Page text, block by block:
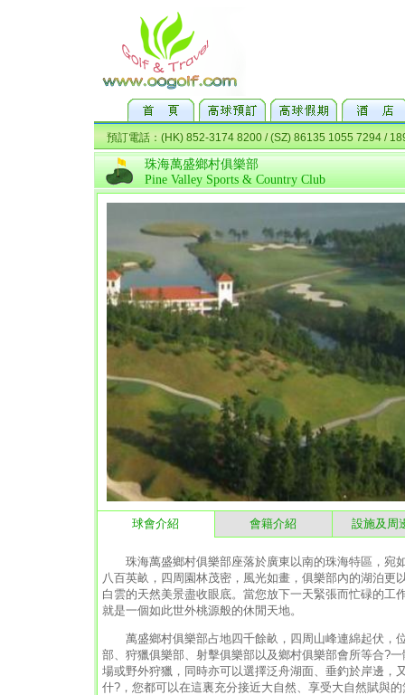
珠海萬盛鄉村俱樂部
Pine Valley Sports & Country Club
球會介紹 會籍介紹 設施及周
珠海萬盛鄉村俱樂部座落於廣東以南的珠海特區，宛
八百英畝，四周園林茂密，風光如畫，俱樂部內的湖泊
白雲的天然美景盡收眼底。當您放下一天緊張而忙碌的
就是一個如此世外桃源般的休閒天地。
萬盛鄉村俱樂部占地四千餘畝，四周山峰連綿起伏，
部、狩獵俱樂部、射擊俱樂部以及鄉村俱樂部會所等合?
場或野外狩獵，同時亦可以選擇泛舟湖面、垂釣於岸邊，
什?，您都可以在這裏充分接近大自然、享受大自然賦與